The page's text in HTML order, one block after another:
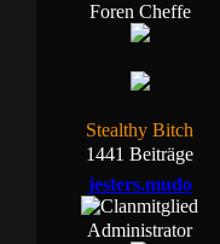
Foren Cheffe
Stealthy Bitch
1441 Beiträge
jesters.mudo
Administrator